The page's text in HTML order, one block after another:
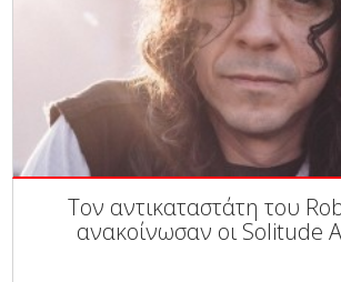
Τον αντικαταστάτη του
ανακοίνωσαν οι Solitude